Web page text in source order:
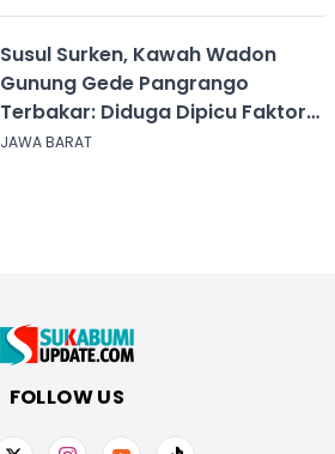
Susul Surken, Kawah Wadon
Gunung Gede Pangrango
Terbakar: Diduga Dipicu Faktor
Alam
JAWA BARAT
FOLLOW US